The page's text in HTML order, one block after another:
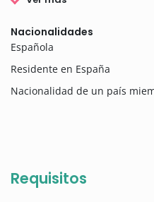
Nacionalidades
Española
Residente en España
Nacionalidad de un país
Requisitos